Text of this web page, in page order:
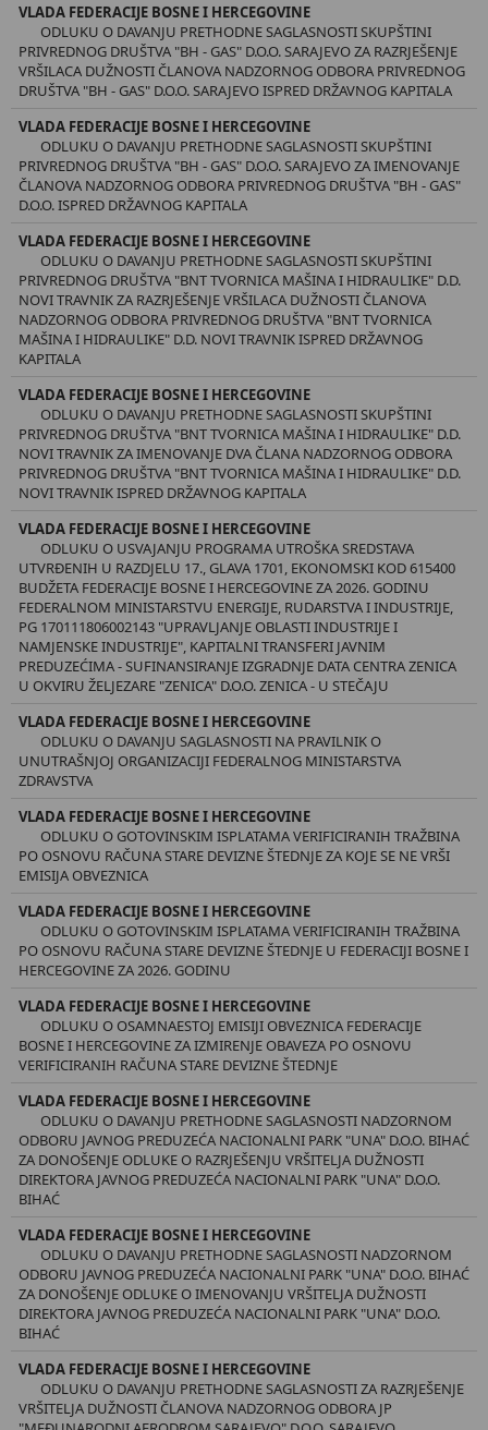
VLADA FEDERACIJE BOSNE I HERCEGOVINE
ODLUKU O DAVANJU PRETHODNE SAGLASNOSTI SKUPŠTINI
PRIVREDNOG DRUŠTVA "BH - GAS" D.O.O. SARAJEVO ZA RAZRJEŠENJE
VRŠILACA DUŽNOSTI ČLANOVA NADZORNOG ODBORA PRIVREDNOG
DRUŠTVA "BH - GAS" D.O.O. SARAJEVO ISPRED DRŽAVNOG KAPITALA
VLADA FEDERACIJE BOSNE I HERCEGOVINE
ODLUKU O DAVANJU PRETHODNE SAGLASNOSTI SKUPŠTINI
PRIVREDNOG DRUŠTVA "BH - GAS" D.O.O. SARAJEVO ZA IMENOVANJE
ČLANOVA NADZORNOG ODBORA PRIVREDNOG DRUŠTVA "BH - GAS"
D.O.O. ISPRED DRŽAVNOG KAPITALA
VLADA FEDERACIJE BOSNE I HERCEGOVINE
ODLUKU O DAVANJU PRETHODNE SAGLASNOSTI SKUPŠTINI
PRIVREDNOG DRUŠTVA "BNT TVORNICA MAŠINA I HIDRAULIKE" D.D.
NOVI TRAVNIK ZA RAZRJEŠENJE VRŠILACA DUŽNOSTI ČLANOVA
NADZORNOG ODBORA PRIVREDNOG DRUŠTVA "BNT TVORNICA
MAŠINA I HIDRAULIKE" D.D. NOVI TRAVNIK ISPRED DRŽAVNOG
KAPITALA
VLADA FEDERACIJE BOSNE I HERCEGOVINE
ODLUKU O DAVANJU PRETHODNE SAGLASNOSTI SKUPŠTINI
PRIVREDNOG DRUŠTVA "BNT TVORNICA MAŠINA I HIDRAULIKE" D.D.
NOVI TRAVNIK ZA IMENOVANJE DVA ČLANA NADZORNOG ODBORA
PRIVREDNOG DRUŠTVA "BNT TVORNICA MAŠINA I HIDRAULIKE" D.D.
NOVI TRAVNIK ISPRED DRŽAVNOG KAPITALA
VLADA FEDERACIJE BOSNE I HERCEGOVINE
ODLUKU O USVAJANJU PROGRAMA UTROŠKA SREDSTAVA
UTVRĐENIH U RAZDJELU 17., GLAVA 1701, EKONOMSKI KOD 615400
BUDŽETA FEDERACIJE BOSNE I HERCEGOVINE ZA 2026. GODINU
FEDERALNOM MINISTARSTVU ENERGIJE, RUDARSTVA I INDUSTRIJE,
PG 170111806002143 "UPRAVLJANJE OBLASTI INDUSTRIJE I
NAMJENSKE INDUSTRIJE", KAPITALNI TRANSFERI JAVNIM
PREDUZEĆIMA - SUFINANSIRANJE IZGRADNJE DATA CENTRA ZENICA
U OKVIRU ŽELJEZARE "ZENICA" D.O.O. ZENICA - U STEČAJU
VLADA FEDERACIJE BOSNE I HERCEGOVINE
ODLUKU O DAVANJU SAGLASNOSTI NA PRAVILNIK O
UNUTRAŠNJOJ ORGANIZACIJI FEDERALNOG MINISTARSTVA
ZDRAVSTVA
VLADA FEDERACIJE BOSNE I HERCEGOVINE
ODLUKU O GOTOVINSKIM ISPLATAMA VERIFICIRANIH TRAŽBINA
PO OSNOVU RAČUNA STARE DEVIZNE ŠTEDNJE ZA KOJE SE NE VRŠI
EMISIJA OBVEZNICA
VLADA FEDERACIJE BOSNE I HERCEGOVINE
ODLUKU O GOTOVINSKIM ISPLATAMA VERIFICIRANIH TRAŽBINA
PO OSNOVU RAČUNA STARE DEVIZNE ŠTEDNJE U FEDERACIJI BOSNE I
HERCEGOVINE ZA 2026. GODINU
VLADA FEDERACIJE BOSNE I HERCEGOVINE
ODLUKU O OSAMNAESTOJ EMISIJI OBVEZNICA FEDERACIJE
BOSNE I HERCEGOVINE ZA IZMIRENJE OBAVEZA PO OSNOVU
VERIFICIRANIH RAČUNA STARE DEVIZNE ŠTEDNJE
VLADA FEDERACIJE BOSNE I HERCEGOVINE
ODLUKU O DAVANJU PRETHODNE SAGLASNOSTI NADZORNOM
ODBORU JAVNOG PREDUZEĆA NACIONALNI PARK "UNA" D.O.O. BIHAĆ
ZA DONOŠENJE ODLUKE O RAZRJEŠENJU VRŠITELJA DUŽNOSTI
DIREKTORA JAVNOG PREDUZEĆA NACIONALNI PARK "UNA" D.O.O.
BIHAĆ
VLADA FEDERACIJE BOSNE I HERCEGOVINE
ODLUKU O DAVANJU PRETHODNE SAGLASNOSTI NADZORNOM
ODBORU JAVNOG PREDUZEĆA NACIONALNI PARK "UNA" D.O.O. BIHAĆ
ZA DONOŠENJE ODLUKE O IMENOVANJU VRŠITELJA DUŽNOSTI
DIREKTORA JAVNOG PREDUZEĆA NACIONALNI PARK "UNA" D.O.O.
BIHAĆ
VLADA FEDERACIJE BOSNE I HERCEGOVINE
ODLUKU O DAVANJU PRETHODNE SAGLASNOSTI ZA RAZRJEŠENJE
VRŠITELJA DUŽNOSTI ČLANOVA NADZORNOG ODBORA JP